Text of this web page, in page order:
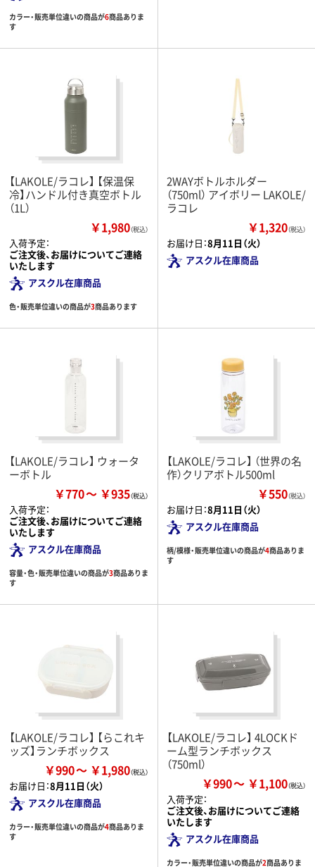
カラー・販売単位違いの商品が6商品ありま
す
【LAKOLE/ラコレ】 【保温保
冷】ハンドル付き真空ボトル
（1L）
￥1,980（税込）
入荷予定：
ご注文後、お届けについてご連絡
いたします
アスクル在庫商品
色・販売単位違いの商品が3商品あります
2WAYボトルホルダー
（750ml） アイボリー LAKOLE/
ラコレ
￥1,320（税込）
お届け日：8月11日（火）
アスクル在庫商品
【LAKOLE/ラコレ】 ウォータ
ーボトル
￥770 ￥935
入荷予定：
ご注文後、お届けについてご連絡
いたします
アスクル在庫商品
容量・色・販売単位違いの商品が3商品ありま
す
【LAKOLE/ラコレ】 （世界の名
作）クリアボトル500ml
￥550（税込）
お届け日：8月11日（火）
アスクル在庫商品
柄/模様・販売単位違いの商品が4商品ありま
す
【LAKOLE/ラコレ】 【らこれキ
ッズ】ランチボックス
￥990 ￥1,980
お届け日：8月11日（火）
アスクル在庫商品
カラー・販売単位違いの商品が4商品ありま
す
【LAKOLE/ラコレ】 4LOCKド
ーム型ランチボックス
（750ml）
￥990 ￥1,100
入荷予定：
ご注文後、お届けについてご連絡
いたします
アスクル在庫商品
カラー・販売単位違いの商品が2商品ありま